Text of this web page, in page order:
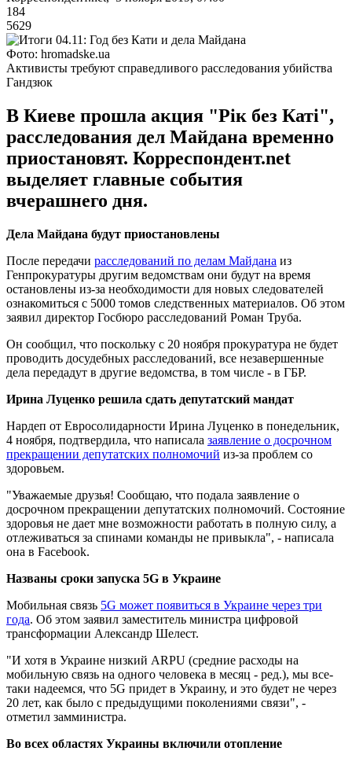
184
5629
Фото: hromadske.ua
Активисты требуют справедливого расследования убийства
Гандзюк
В Киеве прошла акция "Рік без Каті",
расследования дел Майдана временно
приостановят. Корреспондент.net
выделяет главные события
вчерашнего дня.
Дела Майдана будут приостановлены
После передачи расследований по делам Майдана из
Генпрокуратуры другим ведомствам они будут на время
остановлены из-за необходимости для новых следователей
ознакомиться с 5000 томов следственных материалов. Об этом
заявил директор Госбюро расследований Роман Труба.
Он сообщил, что поскольку с 20 ноября прокуратура не будет
проводить досудебных расследований, все незавершенные
дела передадут в другие ведомства, в том числе - в ГБР.
Ирина Луценко решила сдать депутатский мандат
Нардеп от Евросолидарности Ирина Луценко в понедельник,
4 ноября, подтвердила, что написала заявление о досрочном
прекращении депутатских полномочий из-за проблем со
здоровьем.
"Уважаемые друзья! Сообщаю, что подала заявление о
досрочном прекращении депутатских полномочий. Состояние
здоровья не дает мне возможности работать в полную силу, а
отлеживаться за спинами команды не привыкла", - написала
она в Facebook.
Названы сроки запуска 5G в Украине
Мобильная связь 5G может появиться в Украине через три
года. Об этом заявил заместитель министра цифровой
трансформации Александр Шелест.
"И хотя в Украине низкий ARPU (средние расходы на
мобильную связь на одного человека в месяц - ред.), мы все-
таки надеемся, что 5G придет в Украину, и это будет не через
20 лет, как было с предыдущими поколениями связи", -
отметил замминистра.
Во всех областях Украины включили отопление